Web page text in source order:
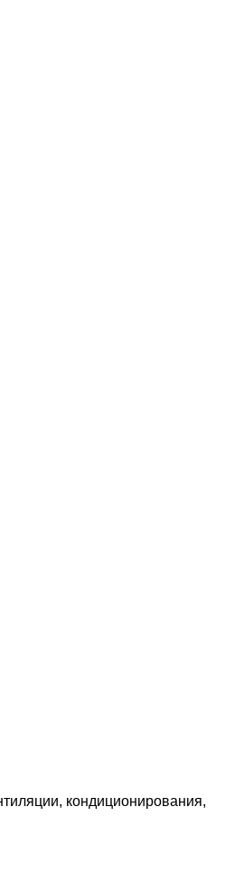
кондиционирования,